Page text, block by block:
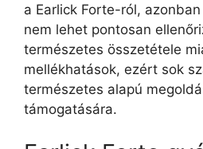
a Earlick Forte-ról,
nem lehet pontosan
természetes összetétele
mellékhatások, ezért sok
természetes alapú
támogatására.